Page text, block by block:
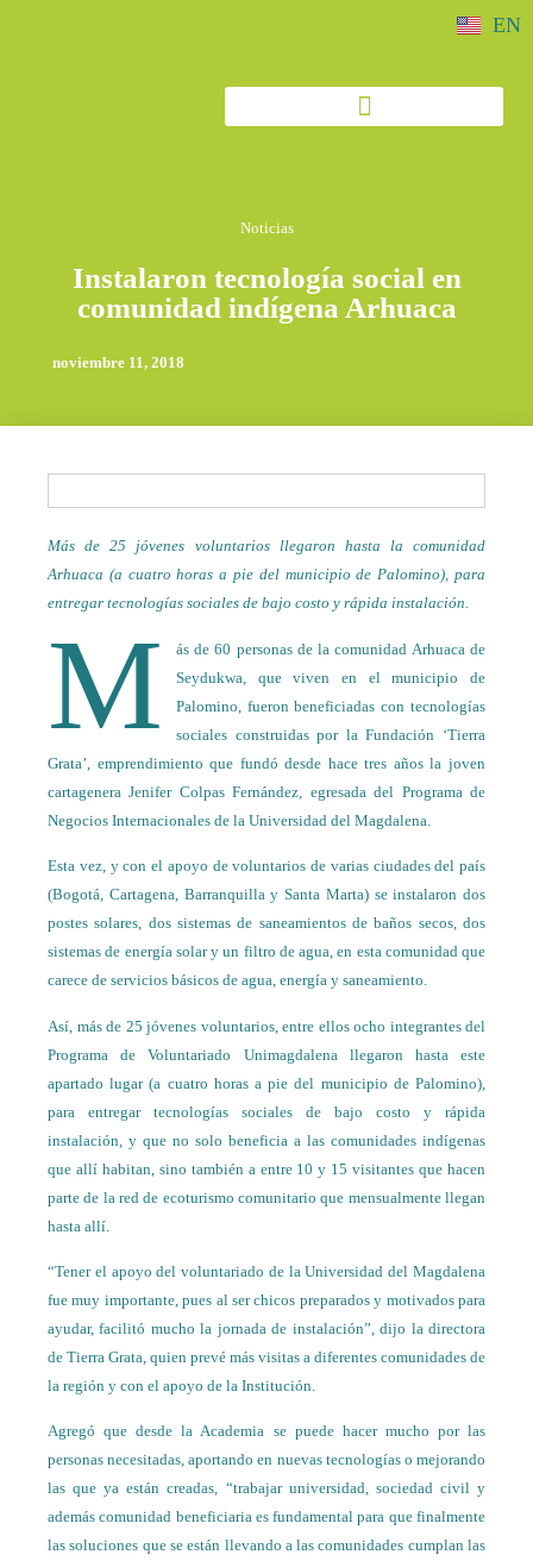
EN
Noticias
Instalaron tecnología social en
comunidad indígena Arhuaca
noviembre 11, 2018
Más de 25 jóvenes voluntarios llegaron hasta la comunidad
Arhuaca (a cuatro horas a pie del municipio de Palomino), para
entregar tecnologías sociales de bajo costo y rápida instalación.
M
ás de 60 personas de la comunidad Arhuaca de
Seydukwa, que viven en el municipio de
Palomino, fueron beneficiadas con tecnologías
sociales construidas por la Fundación ‘Tierra
Grata’, emprendimiento que fundó desde hace tres años la joven
cartagenera Jenifer Colpas Fernández, egresada del Programa de
Negocios Internacionales de la Universidad del Magdalena.
Esta vez, y con el apoyo de voluntarios de varias ciudades del país
(Bogotá, Cartagena, Barranquilla y Santa Marta) se instalaron dos
postes solares, dos sistemas de saneamientos de baños secos, dos
sistemas de energía solar y un filtro de agua, en esta comunidad que
carece de servicios básicos de agua, energía y saneamiento.
Así, más de 25 jóvenes voluntarios, entre ellos ocho integrantes del
Programa de Voluntariado Unimagdalena llegaron hasta este
apartado lugar (a cuatro horas a pie del municipio de Palomino),
para entregar tecnologías sociales de bajo costo y rápida
instalación, y que no solo beneficia a las comunidades indígenas
que allí habitan, sino también a entre 10 y 15 visitantes que hacen
parte de la red de ecoturismo comunitario que mensualmente llegan
hasta allí.
“Tener el apoyo del voluntariado de la Universidad del Magdalena
fue muy importante, pues al ser chicos preparados y motivados para
ayudar, facilitó mucho la jornada de instalación”, dijo la directora
de Tierra Grata, quien prevé más visitas a diferentes comunidades de
la región y con el apoyo de la Institución.
Agregó que desde la Academia se puede hacer mucho por las
personas necesitadas, aportando en nuevas tecnologías o mejorando
las que ya están creadas, “trabajar universidad, sociedad civil y
además comunidad beneficiaria es fundamental para que finalmente
las soluciones que se están llevando a las comunidades cumplan las